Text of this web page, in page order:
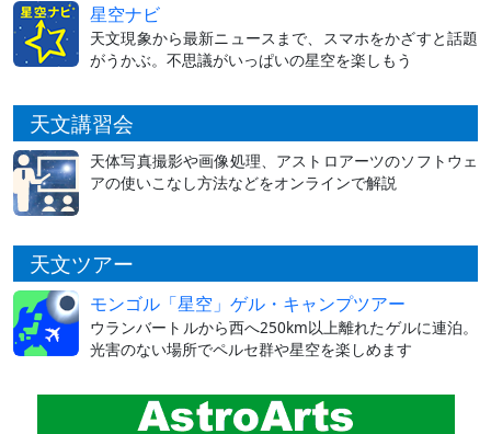
星空ナビ
天文現象から最新ニュースまで、スマホをかざすと話題
がうかぶ。不思議がいっぱいの星空を楽しもう
天文講習会
天体写真撮影や画像処理、アストロアーツのソフトウェ
アの使いこなし方法などをオンラインで解説
天文ツアー
モンゴル「星空」ゲル・キャンプツアー
ウランバートルから西へ250km以上離れたゲルに連泊。
光害のない場所でペルセ群や星空を楽しめます